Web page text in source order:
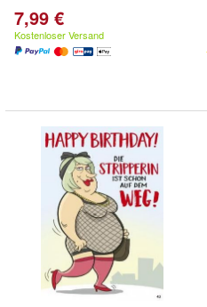
7,99 €
Kostenloser Versand